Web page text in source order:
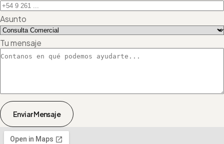
Asunto
Tu mensaje
Enviar Mensaje